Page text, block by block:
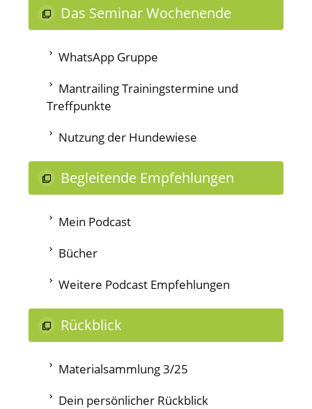
Das Seminar Wochenende
WhatsApp Gruppe
Mantrailing Trainingstermine und
Treffpunkte
Nutzung der Hundewiese
Begleitende Empfehlungen
Mein Podcast
Bücher
Weitere Podcast Empfehlungen
Rückblick
Materialsammlung 3/25
Dein persönlicher Rückblick